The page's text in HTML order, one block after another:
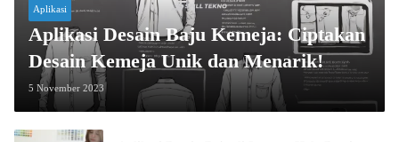
Aplikasi
Aplikasi Desain Baju Kemeja: Ciptakan
Desain Kemeja Unik dan Menarik!
5 November 2023